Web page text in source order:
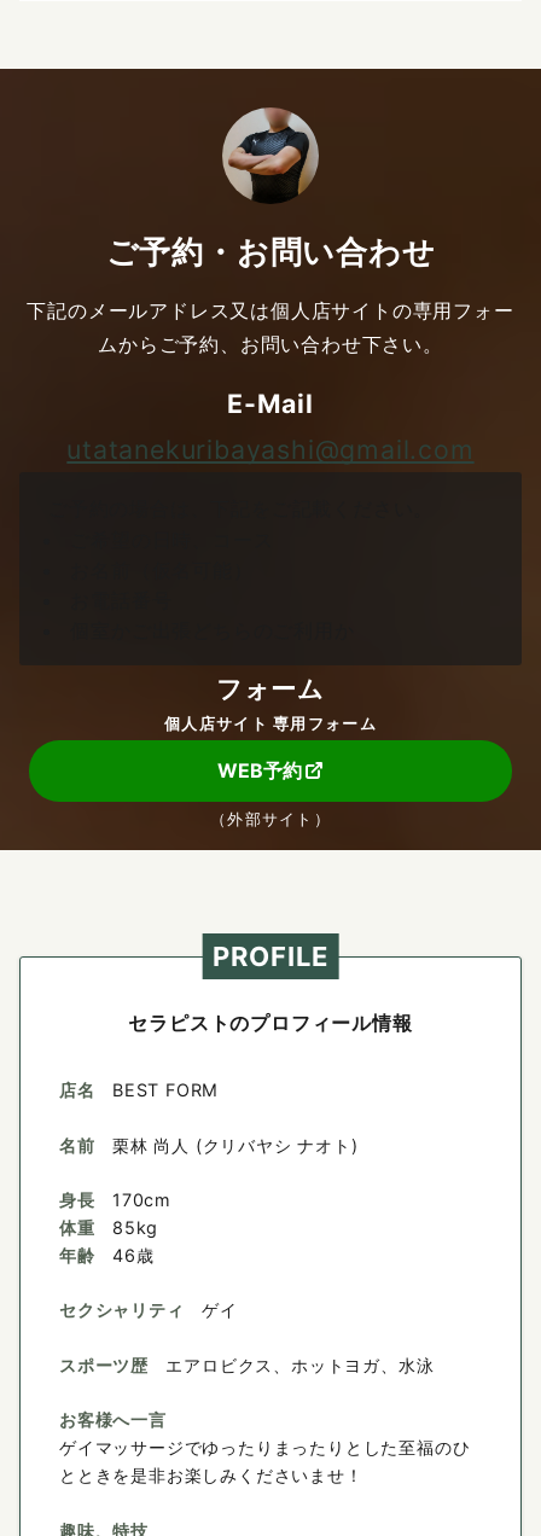
ご予約・お問い合わせ
下記のメールアドレス又は個人店サイトの専用フォー
ムからご予約、お問い合わせ下さい。
E-Mail
utatanekuribayashi@gmail.com
フォーム
個人店サイト 専用フォーム
WEB予約
（外部サイト）
PROFILE
セラピストのプロフィール情報
店名 BEST FORM
名前 栗林 尚人 (クリバヤシ ナオト)
身長
体重
年齢
170cm
85kg
46歳
セクシャリティ ゲイ
スポーツ歴 エアロビクス、ホットヨガ、水泳
お客様へ一言
ゲイマッサージでゆったりまったりとした至福のひ
とときを是非お楽しみくださいませ！
趣味、特技